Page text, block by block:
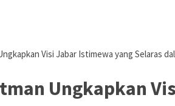
Visi Jabar Istimewa yang Selaras
Ungkapkan